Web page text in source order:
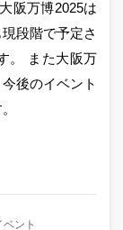
阪万博2025は
段階で予定さ
。 また大阪万
後のイベント
ベント